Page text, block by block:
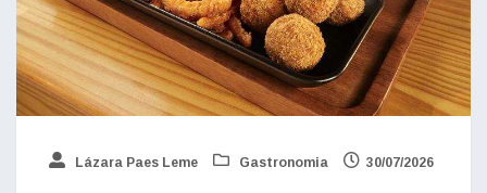
Lázara Paes Leme Gastronomia 30/07/2026